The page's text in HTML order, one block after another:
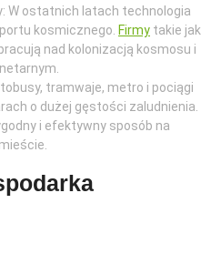
W ostatnich latach technologia
kosmicznego. Firmy takie jak
nad kolonizacją kosmosu i
tramwaje, metro i pociągi
o dużej gęstości zaludnienia.
i efektywny sposób na